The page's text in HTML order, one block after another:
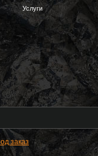
Услуги
заказ